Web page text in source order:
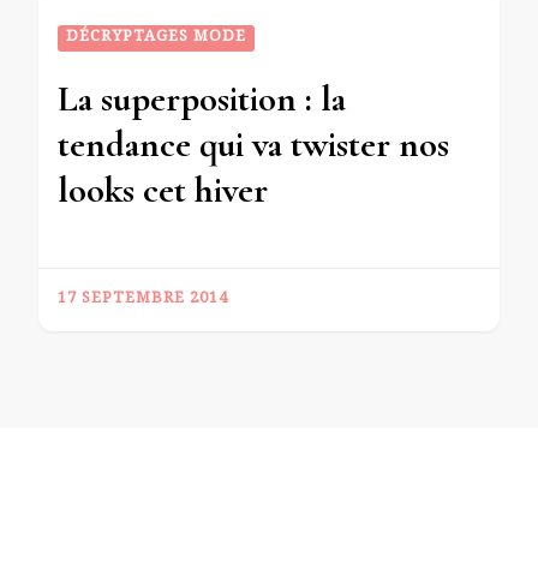
DÉCRYPTAGES MODE
La superposition : la
tendance qui va twister nos
looks cet hiver
17 SEPTEMBRE 2014